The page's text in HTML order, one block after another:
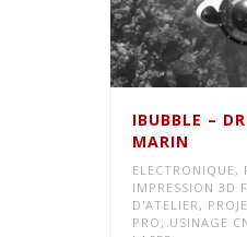
IBUBBLE –
MARIN
ELECTRONIQUE,
IMPRESSION 3D
D'ATELIER ,
PRO , USINAGE